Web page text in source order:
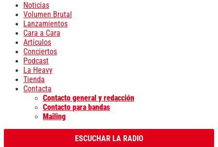
Noticias
Volumen Brutal
Lanzamientos
Cara a Cara
Artículos
Conciertos
Podcast
La Heavy
Tienda
Contacta
Contacto general y redacción
Contacto para bandas
Mailing
ESCUCHAR LA RADIO